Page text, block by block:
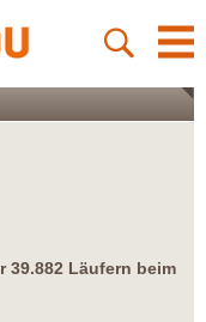
39.882 Läufern beim